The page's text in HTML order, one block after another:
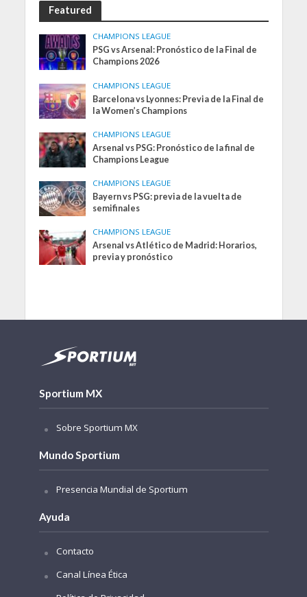
Featured
CHAMPIONS LEAGUE
PSG vs Arsenal: Pronóstico de la Final de
Champions 2026
CHAMPIONS LEAGUE
Barcelona vs Lyonnes: Previa de la Final de
la Women’s Champions
CHAMPIONS LEAGUE
Arsenal vs PSG: Pronóstico de la final de
Champions League
CHAMPIONS LEAGUE
Bayern vs PSG: previa de la vuelta de
semifinales
CHAMPIONS LEAGUE
Arsenal vs Atlético de Madrid: Horarios,
previa y pronóstico
Sportium MX
Sobre Sportium MX
Mundo Sportium
Presencia Mundial de Sportium
Ayuda
Contacto
Canal Línea Ética